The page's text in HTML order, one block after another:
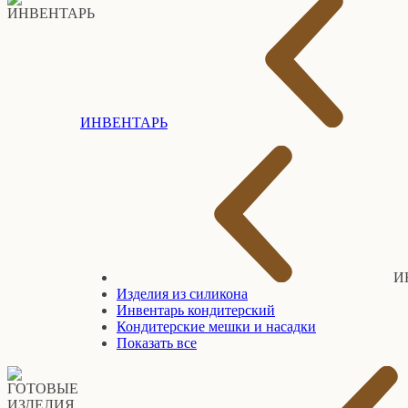
ИНВЕНТАРЬ
Изделия из силикона
Инвентарь кондитерский
Кондитерские мешки и насадки
Показать все